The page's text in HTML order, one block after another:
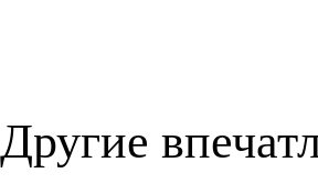
Другие